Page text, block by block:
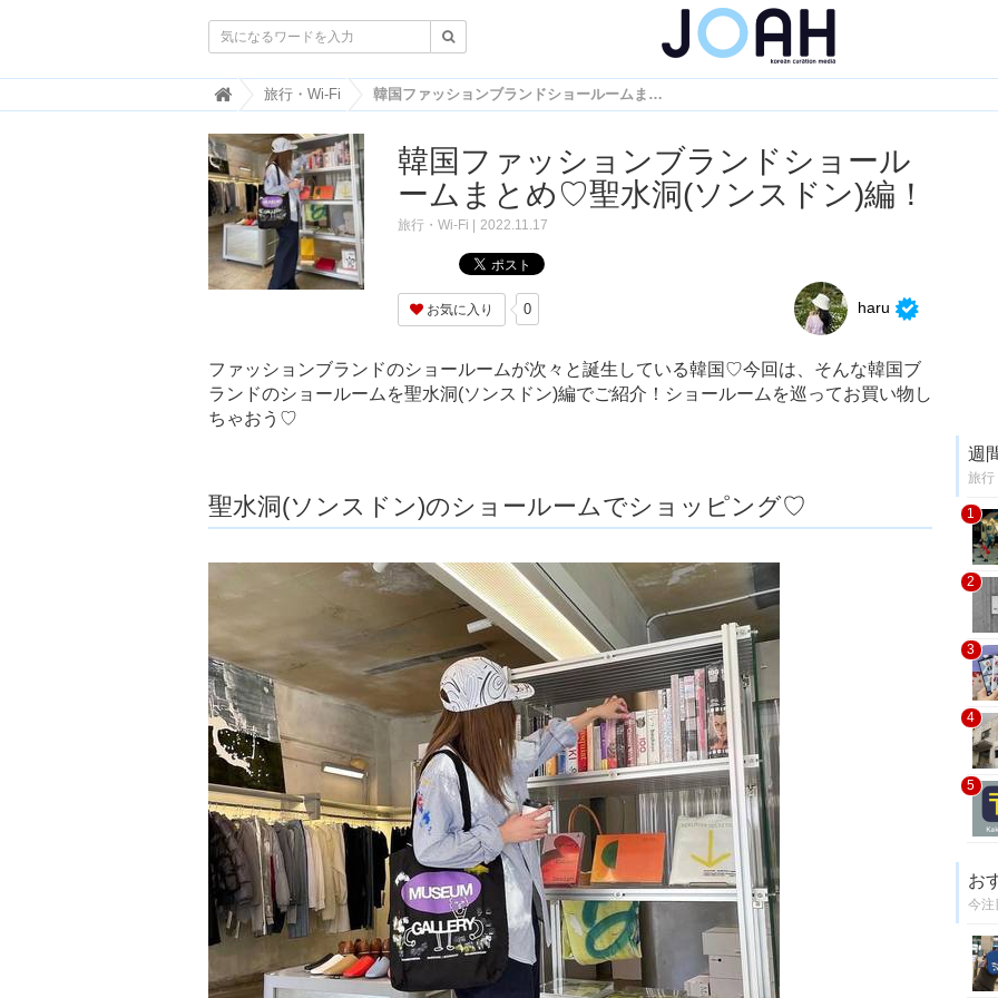
韓
国
ト
レ
ン
ド
情
報
・
韓
国
J
O
ジ
ョ
ア
旅行・Wi-Fi 韓国ファッションブランドショールームまとめ♡聖水洞(ソンスドン)編！
韓国ファッションブランドショール
ームまとめ♡聖水洞(ソンスドン)編！
旅行・Wi-Fi 2022.11.17
お気に入り 0 haru
ファッションブランドのショールームが次々と誕生している韓国♡今回は、そんな韓国ブ
ランドのショールームを聖水洞(ソンスドン)編でご紹介！ショールームを巡ってお買い物し
ちゃおう♡
聖水洞(ソンスドン)のショールームでショッピング♡
週
旅行
1
2
3
4
5
お
今注